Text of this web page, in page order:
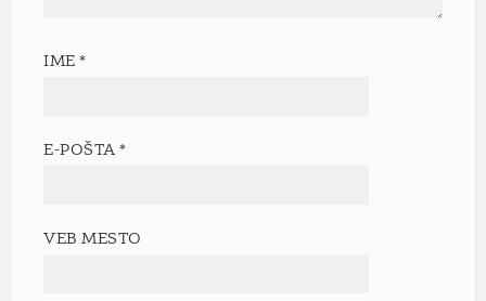
IME*
E-POŠTA*
VEB MESTO